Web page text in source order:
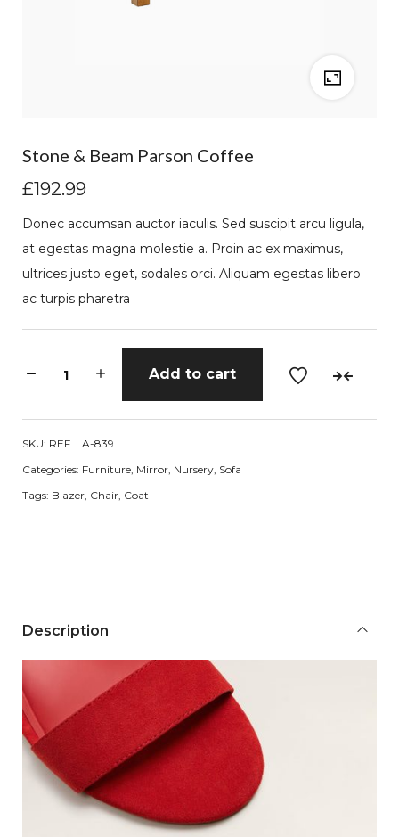
Stone & Beam Parson Coffee
£192.99
Donec accumsan auctor iaculis. Sed suscipit arcu ligula,
at egestas magna molestie a. Proin ac ex maximus,
ultrices justo eget, sodales orci. Aliquam egestas libero
ac turpis pharetra
&
B
r
s
o
f
f
Add to cart
SKU: REF. LA-839
Categories: Furniture, Mirror, Nursery, Sofa
Tags: Blazer, Chair, Coat
Description